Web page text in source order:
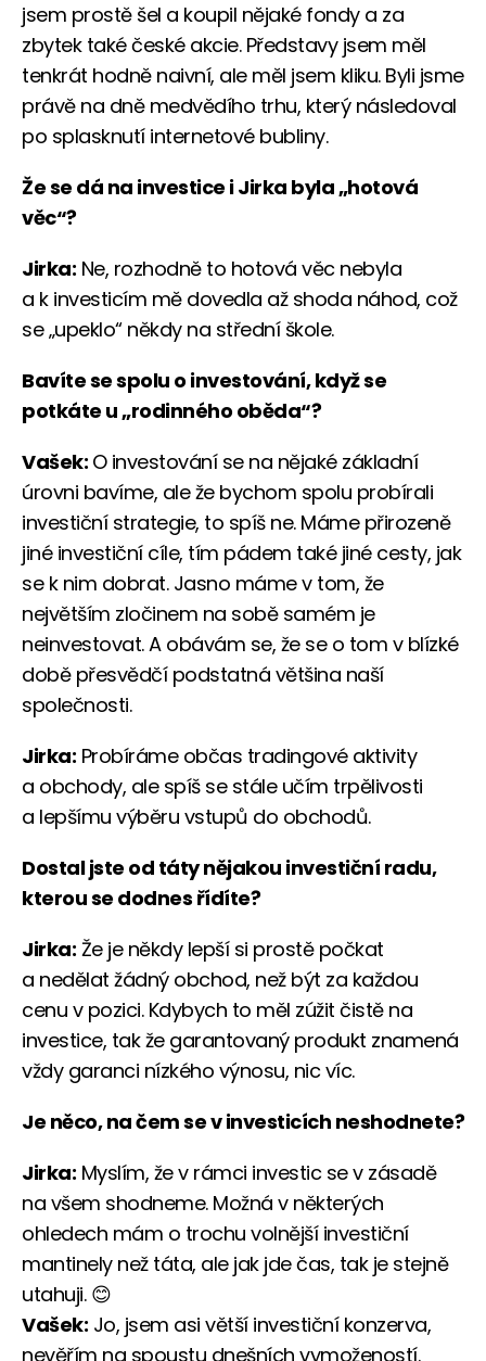
jsem prostě šel a koupil nějaké fondy a za
zbytek také české akcie. Představy jsem měl
tenkrát hodně naivní, ale měl jsem kliku. Byli jsme
právě na dně medvědího trhu, který následoval
po splasknutí internetové bubliny.
Že se dá na investice i Jirka byla „hotová
věc“?
Jirka: Ne, rozhodně to hotová věc nebyla
a k investicím mě dovedla až shoda náhod, což
se „upeklo“ někdy na střední škole.
Bavíte se spolu o investování, když se
potkáte u „rodinného oběda“?
Vašek: O investování se na nějaké základní
úrovni bavíme, ale že bychom spolu probírali
investiční strategie, to spíš ne. Máme přirozeně
jiné investiční cíle, tím pádem také jiné cesty, jak
se k nim dobrat. Jasno máme v tom, že
největším zločinem na sobě samém je
neinvestovat. A obávám se, že se o tom v blízké
době přesvědčí podstatná většina naší
společnosti.
Jirka: Probíráme občas tradingové aktivity
a obchody, ale spíš se stále učím trpělivosti
a lepšímu výběru vstupů do obchodů.
Dostal jste od táty nějakou investiční radu,
kterou se dodnes řídíte?
Jirka: Že je někdy lepší si prostě počkat
a nedělat žádný obchod, než být za každou
cenu v pozici. Kdybych to měl zúžit čistě na
investice, tak že garantovaný produkt znamená
vždy garanci nízkého výnosu, nic víc.
Je něco, na čem se v investicích neshodnete?
Jirka: Myslím, že v rámci investic se v zásadě
na všem shodneme. Možná v některých
ohledech mám o trochu volnější investiční
mantinely než táta, ale jak jde čas, tak je stejně
utahuji. 😊
Vašek: Jo, jsem asi větší investiční konzerva,
nevěřím na spoustu dnešních vymožeností.